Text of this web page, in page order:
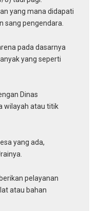
yang mana didapati
sang pengendara.
pada dasarnya
yang seperti
Dinas
wilayah atau titik
yang ada,
pelayanan
atau bahan